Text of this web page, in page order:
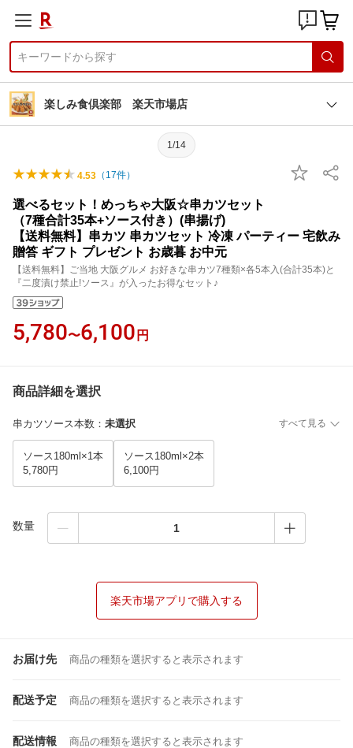
楽しみ食倶楽部 楽天市場店
1/14
4.53 （ 17件）
選べるセット！めっちゃ大阪☆串カツセット
（7種合計35本+ソース付き）(串揚げ)
【送料無料】串カツ 串カツセット 冷凍 パーティー 宅飲み
贈答 ギフト プレゼント お歳暮 お中元
【送料無料】ご当地 大阪グルメ お好きな串カツ7種類×各5本入(合計35本)と
『二度漬け禁止!ソース』が入ったお得なセット♪
5,780〜6,100 円
商品詳細を選択
串カツソース本数 ： 未選択 すべて見る
ソース180ml×1本
5,780円
ソース180ml×2本
6,100円
数量
楽天市場アプリで購入する
お届け先 商品の種類を選択すると表示されます
配送予定 商品の種類を選択すると表示されます
配送情報 商品の種類を選択すると表示されます